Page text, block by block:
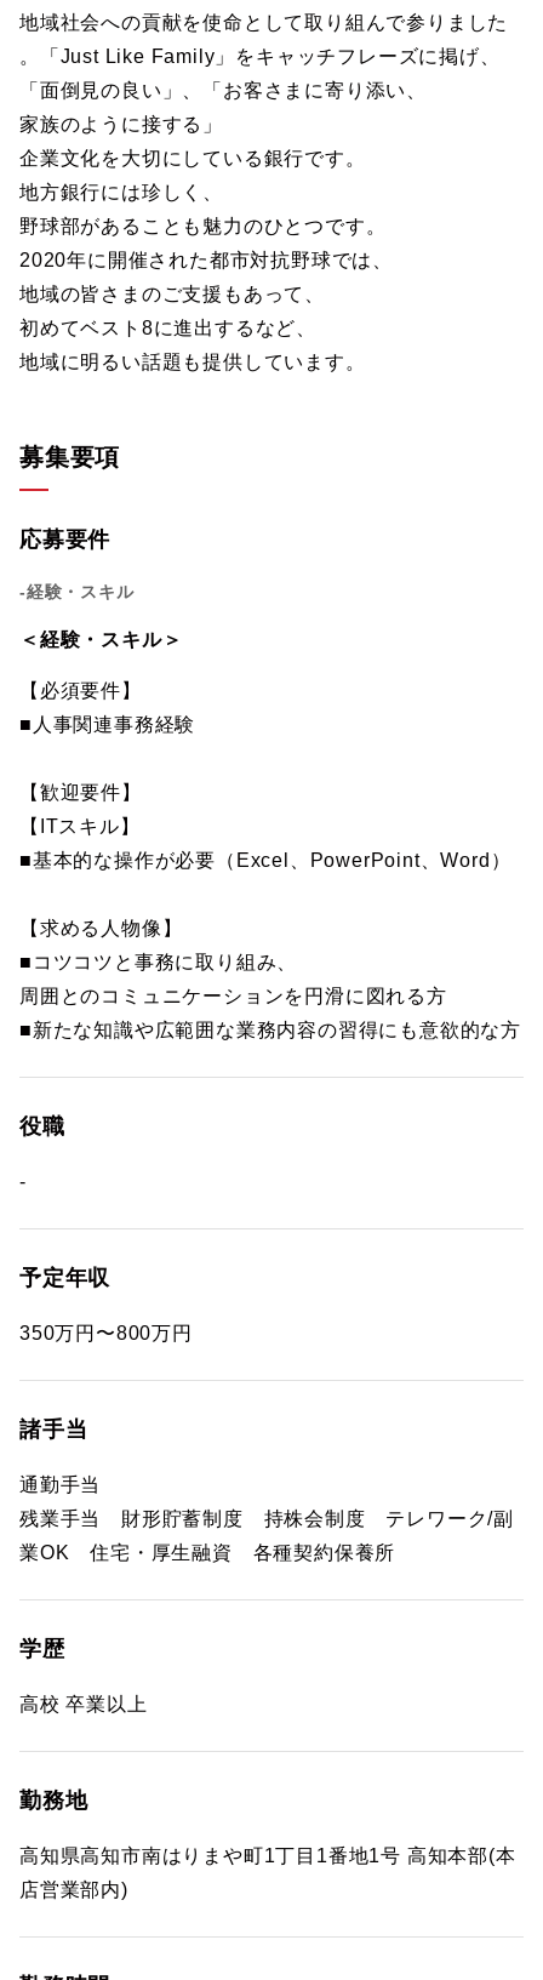
地域社会への貢献を使命として取り組んで参りました
。「Just Like Family」をキャッチフレーズに掲げ、
「面倒見の良い」、「お客さまに寄り添い、
家族のように接する」
企業文化を大切にしている銀行です。
地方銀行には珍しく、
野球部があることも魅力のひとつです。
2020年に開催された都市対抗野球では、
地域の皆さまのご支援もあって、
初めてベスト8に進出するなど、
地域に明るい話題も提供しています。
募集要項
応募要件
-経験・スキル
＜経験・スキル＞
【必須要件】
■人事関連事務経験
【歓迎要件】
【ITスキル】
■基本的な操作が必要（Excel、PowerPoint、Word）
【求める人物像】
■コツコツと事務に取り組み、
周囲とのコミュニケーションを円滑に図れる方
■新たな知識や広範囲な業務内容の習得にも意欲的な方
役職
-
予定年収
350万円〜800万円
諸手当
通勤手当
残業手当 財形貯蓄制度 持株会制度 テレワーク/副
業OK 住宅・厚生融資 各種契約保養所
学歴
高校 卒業以上
勤務地
高知県高知市南はりまや町1丁目1番地1号 高知本部(本
店営業部内)